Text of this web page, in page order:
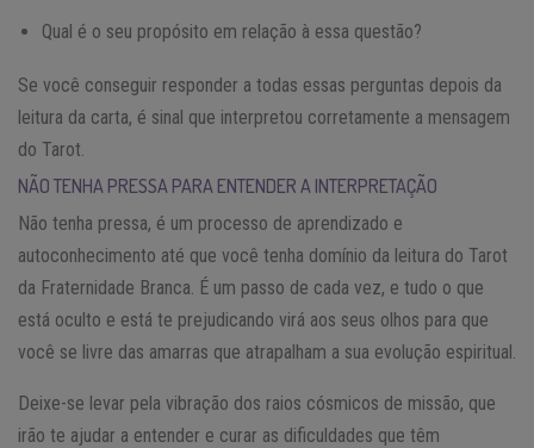
Qual é o seu propósito em relação à essa questão?
Se você conseguir responder a todas essas perguntas depois da
leitura da carta, é sinal que interpretou corretamente a mensagem
do Tarot.
NÃO TENHA PRESSA PARA ENTENDER A INTERPRETAÇÃO
Não tenha pressa, é um processo de aprendizado e
autoconhecimento até que você tenha domínio da leitura do Tarot
da Fraternidade Branca. É um passo de cada vez, e tudo o que
está oculto e está te prejudicando virá aos seus olhos para que
você se livre das amarras que atrapalham a sua evolução espiritual.
Deixe-se levar pela vibração dos raios cósmicos de missão, que
irão te ajudar a entender e curar as dificuldades que têm